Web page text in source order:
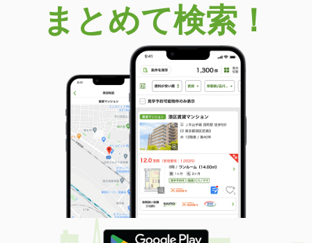
まとめて検索！